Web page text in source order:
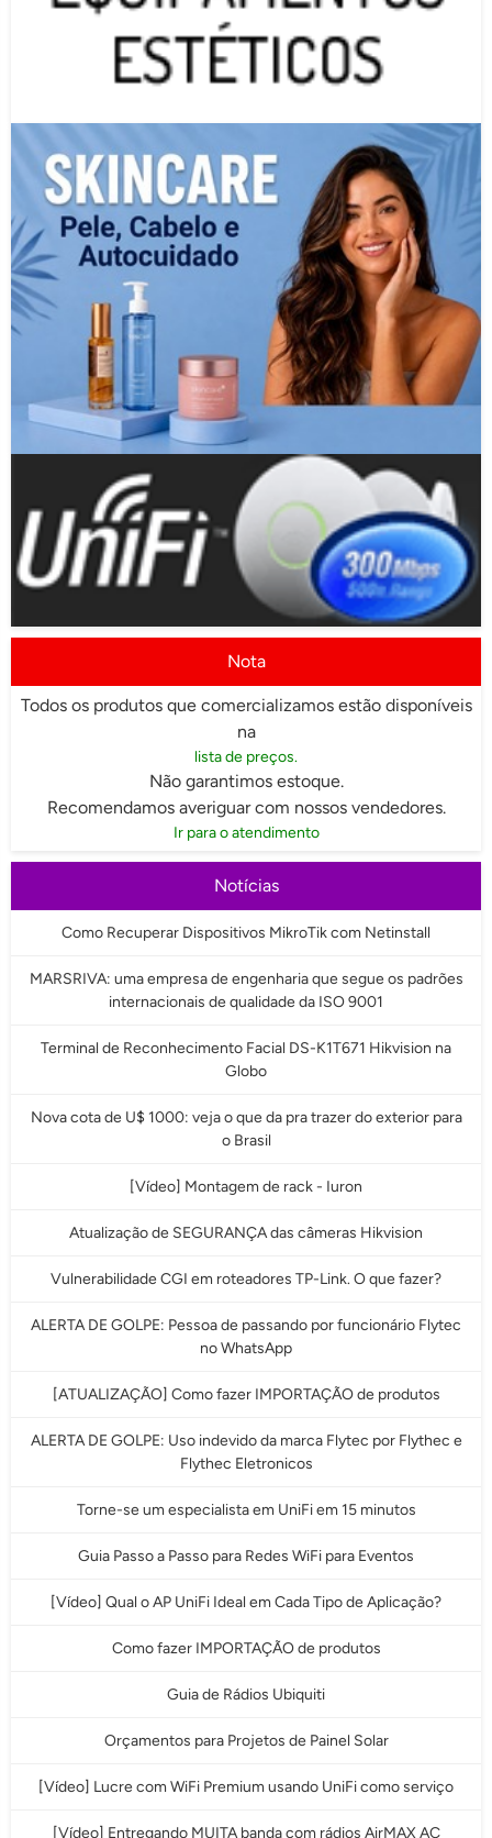
Nota
Todos os produtos que comercializamos estão disponíveis
na
lista de preços.
Não garantimos estoque.
Recomendamos averiguar com nossos vendedores.
Ir para o atendimento
Notícias
Como Recuperar Dispositivos MikroTik com Netinstall
MARSRIVA: uma empresa de engenharia que segue os padrões
internacionais de qualidade da ISO 9001
Terminal de Reconhecimento Facial DS-K1T671 Hikvision na
Globo
Nova cota de U$ 1000: veja o que da pra trazer do exterior para
o Brasil
[Vídeo] Montagem de rack - Iuron
Atualização de SEGURANÇA das câmeras Hikvision
Vulnerabilidade CGI em roteadores TP-Link. O que fazer?
ALERTA DE GOLPE: Pessoa de passando por funcionário Flytec
no WhatsApp
[ATUALIZAÇÃO] Como fazer IMPORTAÇÃO de produtos
ALERTA DE GOLPE: Uso indevido da marca Flytec por Flythec e
Flythec Eletronicos
Torne-se um especialista em UniFi em 15 minutos
Guia Passo a Passo para Redes WiFi para Eventos
[Vídeo] Qual o AP UniFi Ideal em Cada Tipo de Aplicação?
Como fazer IMPORTAÇÃO de produtos
Guia de Rádios Ubiquiti
Orçamentos para Projetos de Painel Solar
[Vídeo] Lucre com WiFi Premium usando UniFi como serviço
[Vídeo] Entregando MUITA banda com rádios AirMAX AC